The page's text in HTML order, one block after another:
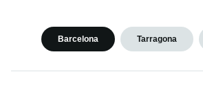
Barcelona Tarragona